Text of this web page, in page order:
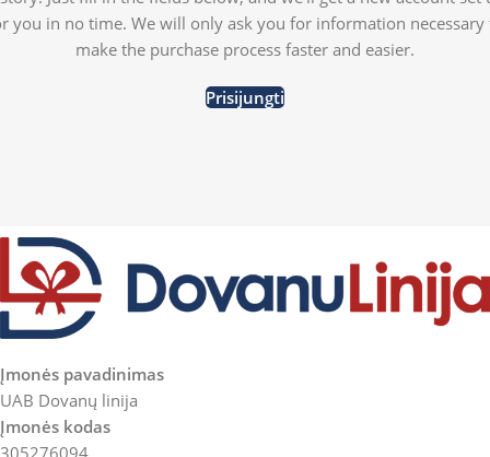
you in no time. We will only ask you for information necessary
make the purchase process faster and easier.
Prisijungti
Įmonės pavadinimas
UAB Dovanų linija
Įmonės kodas